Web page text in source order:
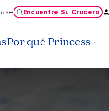
Encuentre Su Crucero
Por qué Princess